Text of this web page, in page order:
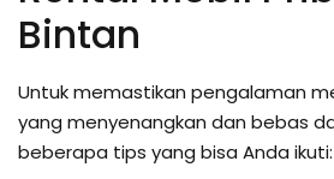
Bintan
Untuk memastikan pengalaman
yang menyenangkan dan bebas
beberapa tips yang bisa Anda ikuti: